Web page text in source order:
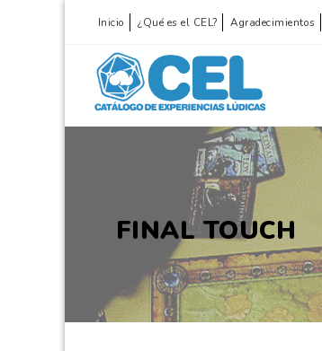
Inicio ¿Qué es el CEL? Agradecimientos
FINAL TOUCH